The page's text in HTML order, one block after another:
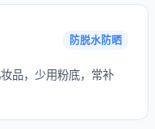
防脱水防晒
品，少用粉底，常补